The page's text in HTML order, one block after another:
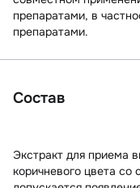
препаратами, в
препаратами.
Состав
Экстракт для приема
коричневого цвета